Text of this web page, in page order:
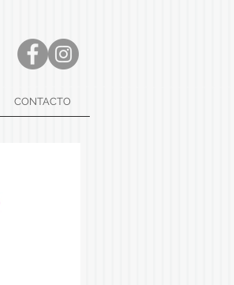
CONTACTO